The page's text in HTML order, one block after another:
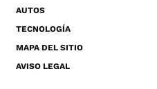
AUTOS
TECNOLOGÍA
MAPA DEL SITIO
AVISO LEGAL